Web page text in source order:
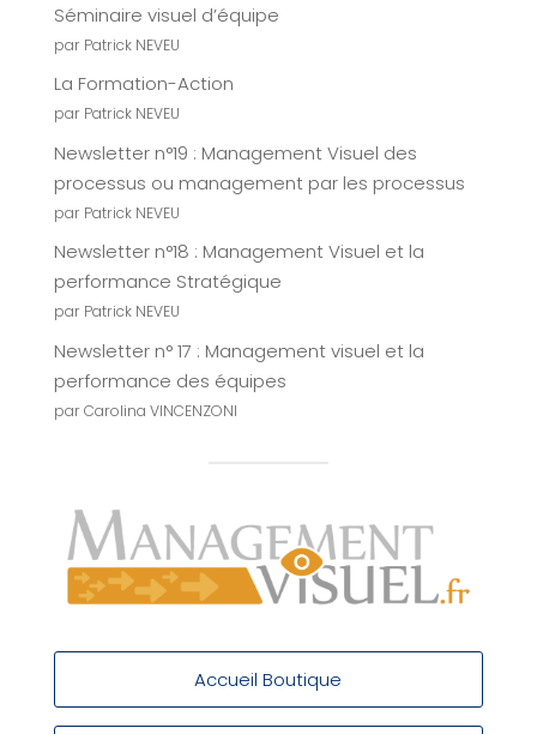
Séminaire visuel d’équipe
par Patrick NEVEU
La Formation-Action
par Patrick NEVEU
Newsletter n°19 : Management Visuel des
processus ou management par les processus
par Patrick NEVEU
Newsletter n°18 : Management Visuel et la
performance Stratégique
par Patrick NEVEU
Newsletter n° 17 : Management visuel et la
performance des équipes
par Carolina VINCENZONI
Accueil Boutique